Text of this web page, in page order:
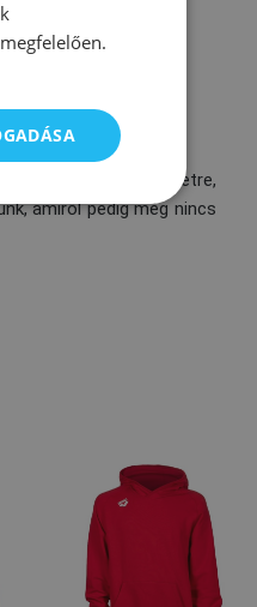
nadrág méretre,
amiről pedig még nincs